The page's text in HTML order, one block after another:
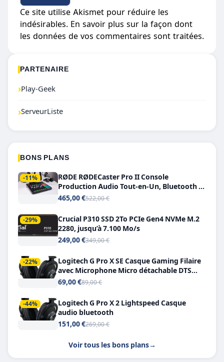
Ce site utilise Akismet pour réduire les
indésirables. En savoir plus sur la façon dont
les données de vos commentaires sont traitées.
PARTENAIRE
›Play-Geek
›ServeurListe
BONS PLANS
-11%
RØDE RØDECaster Pro II Console
Production Audio Tout-en-Un, Bluetooth et
Double USB-C
465,00 €522,00 €
-29%
Crucial P310 SSD 2To PCIe Gen4 NVMe M.2
2280, jusqu’à 7.100 Mo/s
249,00 €349,00 €
-22%
Logitech G Pro X SE Casque Gaming Filaire
avec Microphone Micro détachable DTS
Headphone X 7.1
69,00 €89,00 €
-44%
Logitech G Pro X 2 Lightspeed Casque
audio bluetooth
151,00 €269,00 €
Voir tous les bons plans→